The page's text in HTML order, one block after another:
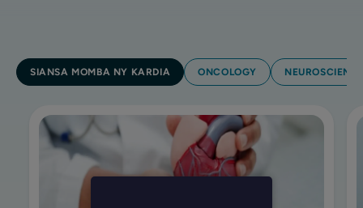
SIANSA MOMBA NY KARDIA ONCOLOGY